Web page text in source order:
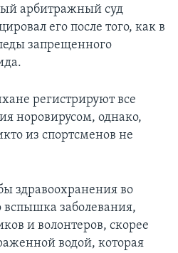
арбитражный суд
его после того, как в
запрещенного
регистрируют все
норовирусом, однако,
из спортсменов не
здравоохранения во
заболевания,
и волонтеров, скорее
водой, которая